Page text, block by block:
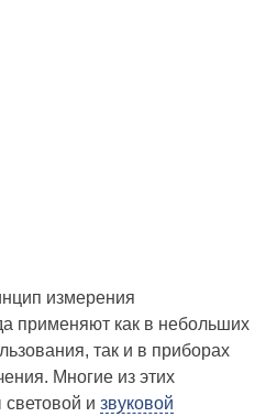
измерения
применяют как в небольших
так и в приборах
Многие из этих
световой извуковой